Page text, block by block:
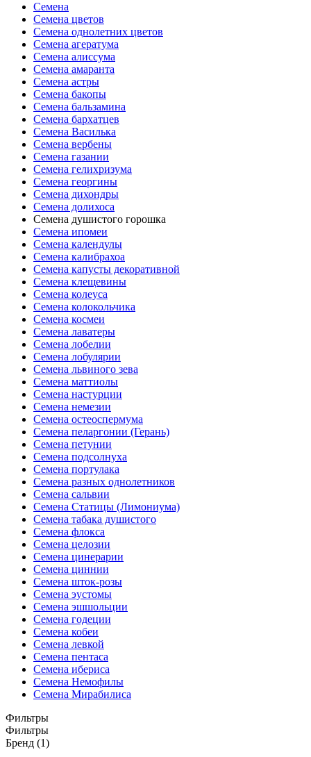
Семена
Семена цветов
Семена однолетних цветов
Семена агератума
Семена алиссума
Семена амаранта
Семена астры
Семена бакопы
Семена бальзамина
Семена бархатцев
Семена Василька
Семена вербены
Семена газании
Семена гелихризума
Семена георгины
Семена дихондры
Семена долихоса
Семена душистого горошка
Семена ипомеи
Семена календулы
Семена калибрахоа
Семена капусты декоративной
Семена клещевины
Семена колеуса
Семена колокольчика
Семена космеи
Семена лаватеры
Семена лобелии
Семена лобулярии
Семена львиного зева
Семена маттиолы
Семена настурции
Семена немезии
Семена остеоспермума
Семена пеларгонии (Герань)
Семена петунии
Семена подсолнуха
Семена портулака
Семена разных однолетников
Семена сальвии
Семена Статицы (Лимониума)
Семена табака душистого
Семена флокса
Семена целозии
Семена цинерарии
Семена циннии
Семена шток-розы
Семена эустомы
Семена эшшольции
Семена годеции
Семена кобеи
Семена левкой
Семена пентаса
Семена ибериса
Семена Немофилы
Семена Мирабилиса
Фильтры
Фильтры
Бренд (1)